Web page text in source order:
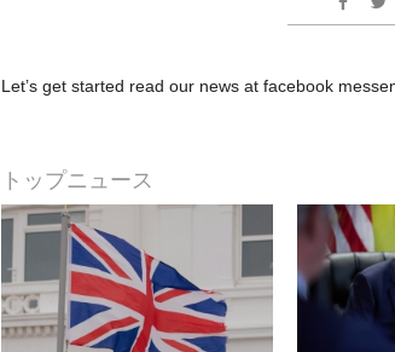
Let’s get started read our news at facebook
トップニュース